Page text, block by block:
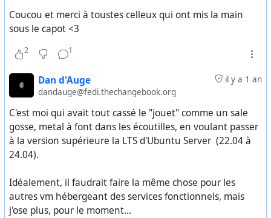
Coucou et merci à toustes celleux qui ont mis la main
sous le capot <3
2 1
il y a 1 an
Dan d'Auge
dandauge@fedi.thechangebook.org
C'est moi qui avait tout cassé le "jouet" comme un sale
gosse, metal à font dans les écoutilles, en voulant passer
à la version supérieure la LTS d'Ubuntu Server (22.04 à
24.04).
Idéalement, il faudrait faire la même chose pour les
autres vm hébergeant des services fonctionnels, mais
j'ose plus, pour le moment...